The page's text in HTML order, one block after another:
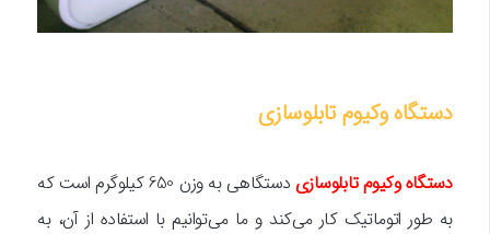
دستگاه وکیوم تابلوسازی
دستگاه وکیوم تابلوسازی
دستگاهی به وزن 650 کیلوگرم است که
به طور اتوماتیک کار می‌کند و ما می‌توانیم با استفاده از آن، به